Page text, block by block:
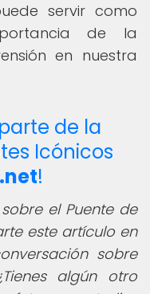
servir como
de la
en nuestra
de la
Icónicos
!
el Puente de
este artículo en
sobre
algún otro